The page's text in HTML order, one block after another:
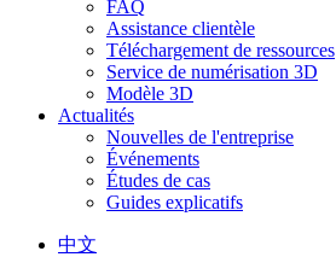
FAQ
Assistance clientèle
Téléchargement de ressources
Service de numérisation 3D
Modèle 3D
Actualités
Nouvelles de l'entreprise
Événements
Études de cas
Guides explicatifs
中文